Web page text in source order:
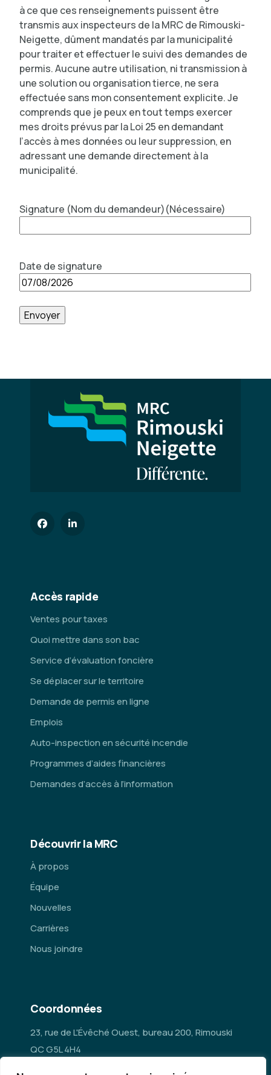
à ce que ces renseignements puissent être
transmis aux inspecteurs de la MRC de Rimouski-
Neigette, dûment mandatés par la municipalité
pour traiter et effectuer le suivi des demandes de
permis. Aucune autre utilisation, ni transmission à
une solution ou organisation tierce, ne sera
effectuée sans mon consentement explicite. Je
comprends que je peux en tout temps exercer
mes droits prévus par la Loi 25 en demandant
l’accès à mes données ou leur suppression, en
adressant une demande directement à la
municipalité.
Signature (Nom du demandeur)(Nécessaire)
Date de signature
Accès rapide
Ventes pour taxes
Quoi mettre dans son bac
Service d’évaluation foncière
Se déplacer sur le territoire
Demande de permis en ligne
Emplois
Auto-inspection en sécurité incendie
Programmes d’aides financières
Demandes d’accès à l’information
Découvrir la MRC
À propos
Équipe
Nouvelles
Carrières
Nous joindre
Coordonnées
23, rue de L'Évêché Ouest, bureau 200, Rimouski
QC G5L 4H4